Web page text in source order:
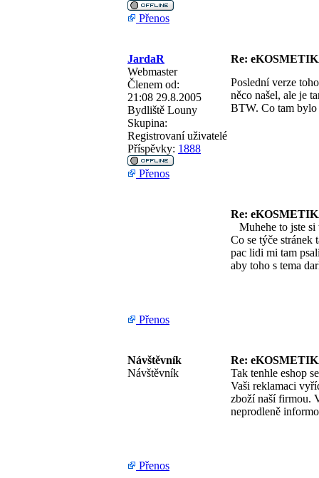
Přenos
JardaR
Re:
Webmaster
Členem od:
21:08 29.8.2005
Bydliště Louny
Skupina:
Registrovaní uživatelé
Příspěvky: 1888
Poslední verze
něco našel, ale je
BTW. Co tam
Přenos
Re:
Muhehe to jste
Co se týče stránek
pac lidi mi tam
aby toho s tema
Přenos
Návštěvník
Re:
Návštěvník
Tak tenhle eshop
Vaši reklamaci
zboží naší firmou.
neprodleně
Přenos